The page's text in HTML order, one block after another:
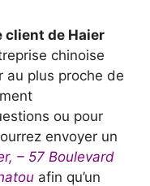
client de Haier
chinoise
au plus proche de
ou pour
envoyer un
– 57 Boulevard
afin qu’un